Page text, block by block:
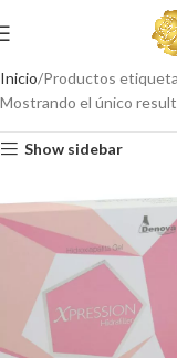
Inicio Productos
Mostrando el único
Show sidebar